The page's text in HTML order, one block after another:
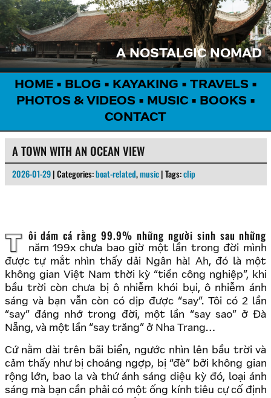
A NOSTALGIC NOMAD
HOME• BLOG • KAYAKING • TRAVELS •
PHOTOS & VIDEOS • MUSIC• BOOKS •
CONTACT
A TOWN WITH AN OCEAN VIEW
2026-01-29 | Categories:boat-related,music | Tags:clip
Tôi dám cá rằng 99.9% những người sinh sau những
năm 199x chưa bao giờ một lần trong đời mình
được tự mắt nhìn thấy dải Ngân hà! Ah, đó là một
không gian Việt Nam thời kỳ “tiền công nghiệp”, khi
bầu trời còn chưa bị ô nhiễm khói bụi, ô nhiễm ánh
sáng và bạn vẫn còn có dịp được “say”. Tôi có 2 lần
“say” đáng nhớ trong đời, một lần “say sao” ở Đà
Nẵng, và một lần “say trăng” ở Nha Trang…
Cứ nằm dài trên bãi biển, ngước nhìn lên bầu trời và
cảm thấy như bị choáng ngợp, bị “đè” bởi không gian
rộng lớn, bao la và thứ ánh sáng diệu kỳ đó, loại ánh
sáng mà bạn cần phải có một ống kính tiêu cự cố định